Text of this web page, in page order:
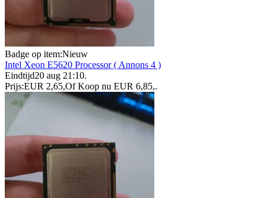
Badge op item:Nieuw
Intel Xeon E5620 Processor ( Annons 4 )
Eindtijd20 aug 21:10.
Prijs:EUR 2,65,Of Koop nu EUR 6,85,.